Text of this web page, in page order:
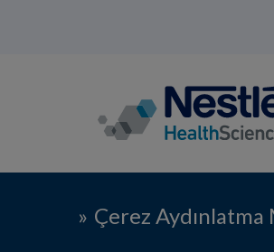
Çerez Aydınlatma